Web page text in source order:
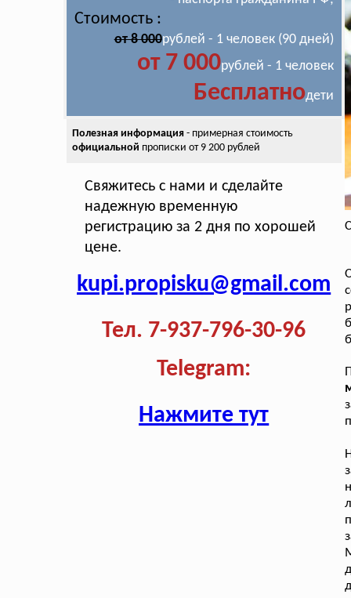
Стоимость :
от 8 000рублей - 1 человек (90 дней)
от 7 000рублей - 1 человек
Бесплатнодети
Полезная информация- примерная стоимость
официальной прописки от 9 200 рублей
Свяжитесь с нами и сделайте
надежную временную
регистрацию за 2 дня по хорошей
цене.
kupi.propisku@gmail.com
Тел. 7-937-796-30-96
Telegram:
Нажмите тут